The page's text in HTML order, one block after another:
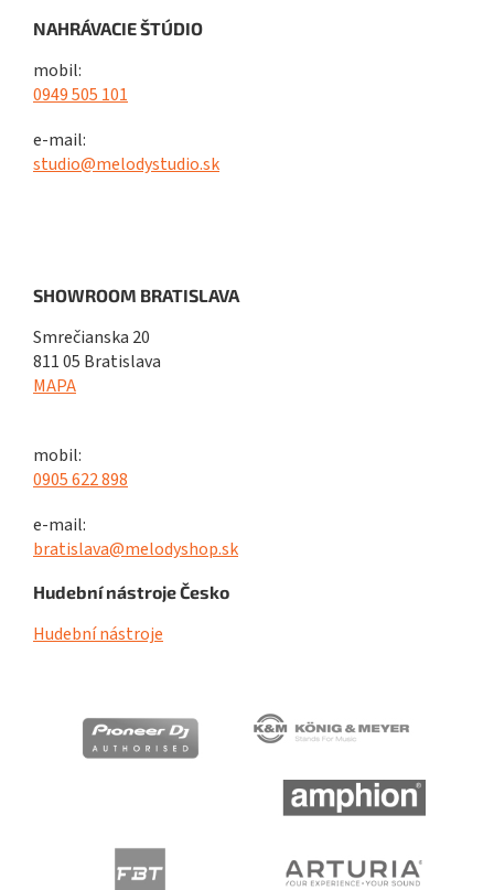
NAHRÁVACIE ŠTÚDIO
mobil:
0949 505 101
e-mail:
studio@melodystudio.sk
SHOWROOM BRATISLAVA
Smrečianska 20
811 05 Bratislava
MAPA
mobil:
0905 622 898
e-mail:
bratislava@melodyshop.sk
Hudební nástroje Česko
Hudební nástroje